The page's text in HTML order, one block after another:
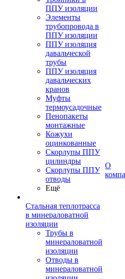
ППУ изоляции
Элементы
трубопровода в
ППУ изоляции
ППУ изоляция
давальческой
трубы
ППУ изоляция
давальческих
кранов
Муфты
термоусадочные
Пенопакеты
монтажные
Кожухи
оцинкованные
Скорлупы ППУ
цилиндры
Скорлупы ППУ
отводы
Ещё
Стальная теплотрасса
в минераловатной
изоляции
Трубы в
минераловатной
изоляции
Отводы в
минераловатной
О